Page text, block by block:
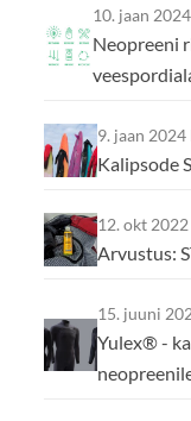
10. jaan 2024
Neopreeni
9. jaan 2024
Kalipsode
12. okt 2022
Arvustus:
15. juuni
Yulex® -